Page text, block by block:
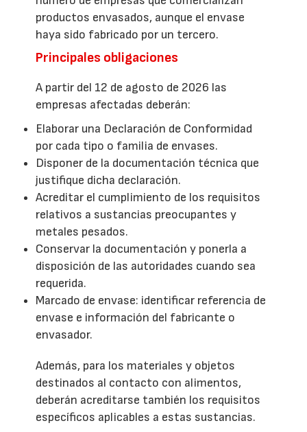
productos envasados, aunque el envase
haya sido fabricado por un tercero.
Principales obligaciones
A partir del 12 de agosto de 2026 las
empresas afectadas deberán:
Elaborar una Declaración de Conformidad
por cada tipo o familia de envases.
Disponer de la documentación técnica que
justifique dicha declaración.
Acreditar el cumplimiento de los requisitos
relativos a sustancias preocupantes y
metales pesados.
Conservar la documentación y ponerla a
disposición de las autoridades cuando sea
requerida.
Marcado de envase: identificar referencia de
envase e información del fabricante o
envasador.
Además, para los materiales y objetos
destinados al contacto con alimentos,
deberán acreditarse también los requisitos
específicos aplicables a estas sustancias.